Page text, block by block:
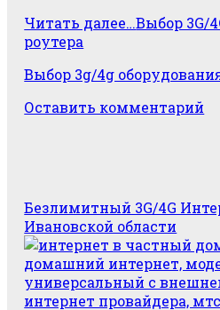
Читать далее…Выбор 3G/
роутера
Выбор 3g/4g
Оставить комментарий
Безлимитный 3G/4G
Ивановской области